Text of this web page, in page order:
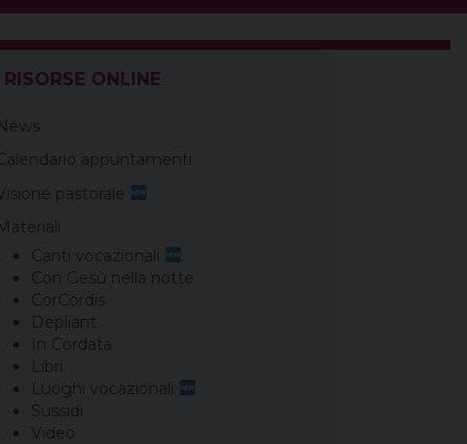
RISORSE ONLINE
News
appuntamenti
pastorale
Canti vocazionali
Con Gesù nella notte
CorCordis
Depliant
In Cordata
Libri
Luoghi vocazionali
Sussidi
Video